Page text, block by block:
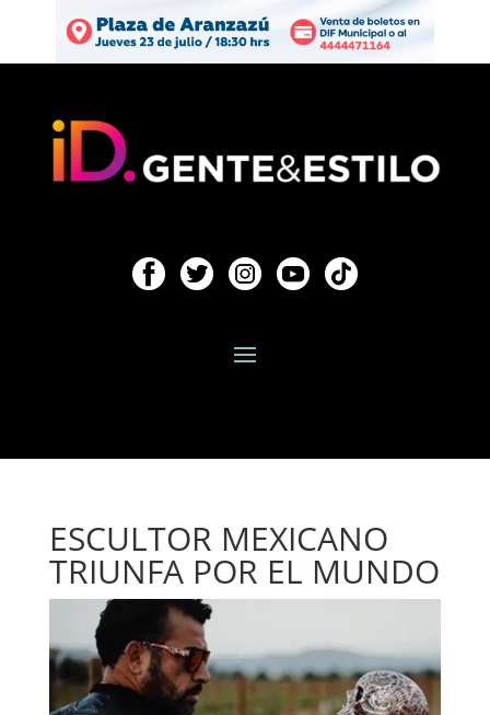
ESCULTOR MEXICANO
TRIUNFA POR EL MUNDO